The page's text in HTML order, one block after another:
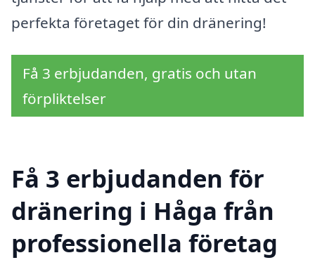
perfekta företaget för din dränering!
Få 3 erbjudanden, gratis och utan
förpliktelser
Få 3 erbjudanden för
dränering i Håga från
professionella företag